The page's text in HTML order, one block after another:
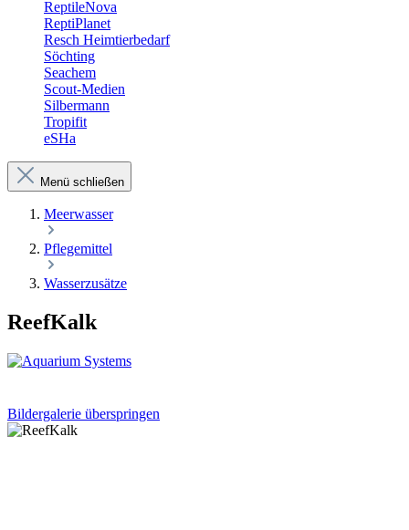
ReptileNova
ReptiPlanet
Resch Heimtierbedarf
Söchting
Seachem
Scout-Medien
Silbermann
Tropifit
eSHa
Menü schließen
Meerwasser
Pflegemittel
Wasserzusätze
ReefKalk
Bildergalerie überspringen